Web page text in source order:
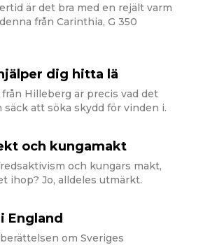
är det bra med en rejält varm
från Carinthia, G 350
dig hitta lä
från Hilleberg är precis vad det
säck att söka skydd för vinden i.
och kungamakt
och kungars makt,
ihop? Jo, alldeles utmärkt.
England
om Sveriges